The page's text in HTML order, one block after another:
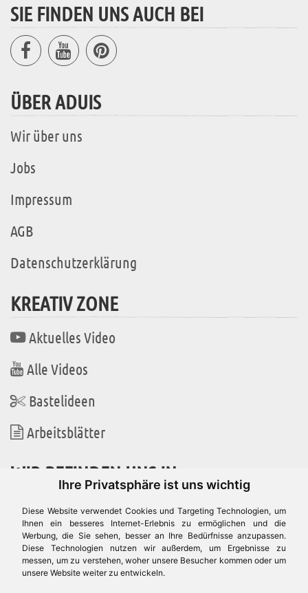
Ihre Privatsphäre ist uns wichtig
Diese Website verwendet Cookies und Targeting Technologien, um
Ihnen ein besseres Internet-Erlebnis zu ermöglichen und die
Werbung, die Sie sehen, besser an Ihre Bedürfnisse anzupassen.
Diese Technologien nutzen wir außerdem, um Ergebnisse zu
messen, um zu verstehen, woher unsere Besucher kommen oder um
unsere Website weiter zu entwickeln.
SIE FINDEN UNS AUCH BEI
ÜBER ADUIS
Wir über uns
Jobs
Impressum
AGB
Datenschutzerklärung
KREATIV ZONE
Aktuelles Video
Alle Videos
Bastelideen
Arbeitsblätter
WIR BEFINDEN UNS IN
Es gibt uns auch in